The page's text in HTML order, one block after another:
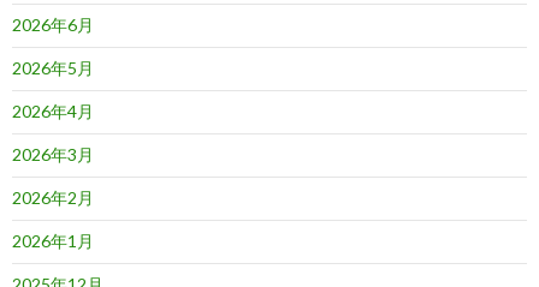
2026年6月
2026年5月
2026年4月
2026年3月
2026年2月
2026年1月